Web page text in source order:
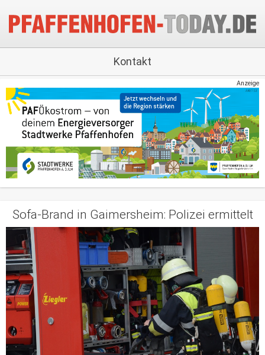
Kontakt
Anzeige
Sofa-Brand in Gaimersheim: Polizei ermittelt